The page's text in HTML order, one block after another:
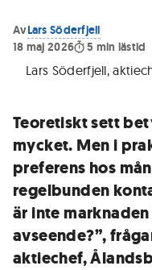
AvLars Söderfjell
18 maj 2026
5 min lästid
Lars Söderfjell,
Teoretiskt sett
mycket. Men i
preferens hos
regelbunden
är inte
avseende?”,
aktiechef,